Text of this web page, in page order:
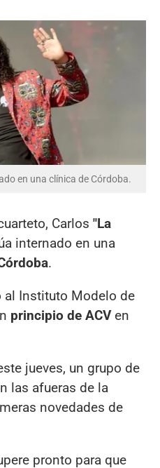
en una clínica de Córdoba.
Carlos "La
internado en una
.
al Instituto Modelo de
principio de ACVen
jueves, un grupo de
las afueras de la
novedades de
pronto para que